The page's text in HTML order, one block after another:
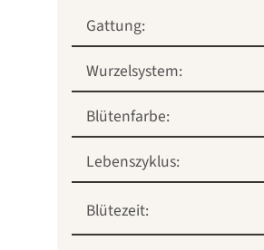
Gattung:
Wurzelsystem:
Blütenfarbe:
Lebenszyklus:
Blütezeit: